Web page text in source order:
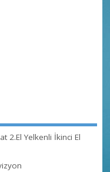
2.El Yelkenli İkinci El